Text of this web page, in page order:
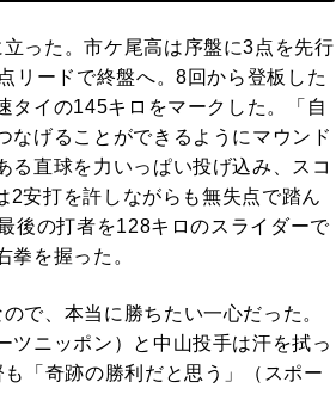
った。市ケ尾高は序盤に3点を先行
リードで終盤へ。8回から登板した
タイの145キロをマークした。「自
なげることができるようにマウンド
る直球を力いっぱい投げ込み、スコ
安打を許しながらも無失点で踏ん
後の打者を128キロのスライダーで
拳を握った。
で、本当に勝ちたい一心だった。
ツニッポン）と中山投手は汗を拭っ
「奇跡の勝利だと思う」（スポー